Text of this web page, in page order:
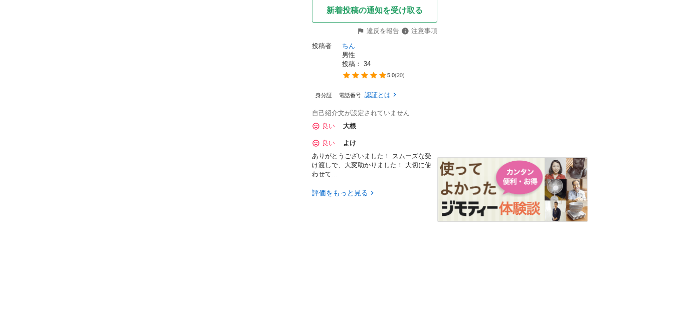
新着投稿の通知を受け取る
違反を報告
注意事項
投稿者
ちん
男性
投稿： 34
5.0(20)
身分証 電話番号 認証とは
自己紹介文が設定されていません
良い
大根
良い
よけ
ありがとうございました！ スムーズな受
け渡しで、大変助かりました！ 大切に使
わせて...
評価をもっと見る